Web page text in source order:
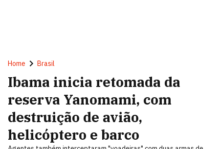
Home Brasil
Ibama inicia retomada da
reserva Yanomami, com
destruição de avião,
helicóptero e barco